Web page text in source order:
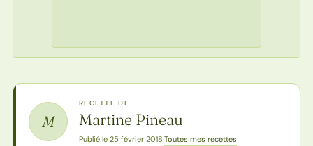
M
RECETTE DE
Martine Pineau
Publié le 25 février 2018·Toutes mes recettes